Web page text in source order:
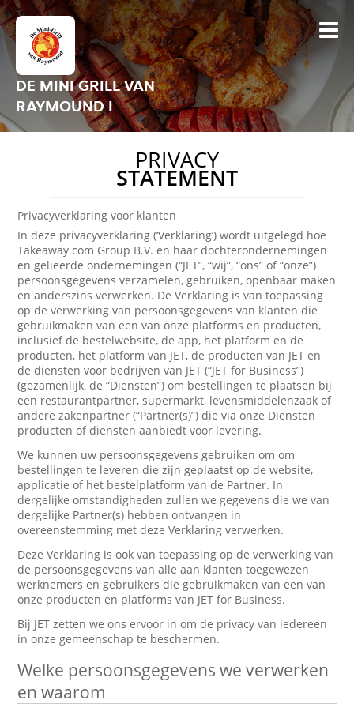
DE MINI GRILL VAN
RAYMOUND I
PRIVACY
STATEMENT
Privacyverklaring voor klanten
In deze privacyverklaring (‘Verklaring’) wordt uitgelegd hoe
Takeaway.com Group B.V. en haar dochterondernemingen
en gelieerde ondernemingen (“JET”, “wij”, “ons” of “onze”)
persoonsgegevens verzamelen, gebruiken, openbaar maken
en anderszins verwerken. De Verklaring is van toepassing
op de verwerking van persoonsgegevens van klanten die
gebruikmaken van een van onze platforms en producten,
inclusief de bestelwebsite, de app, het platform en de
producten, het platform van JET, de producten van JET en
de diensten voor bedrijven van JET (“JET for Business”)
(gezamenlijk, de “Diensten”) om bestellingen te plaatsen bij
een restaurantpartner, supermarkt, levensmiddelenzaak of
andere zakenpartner (“Partner(s)”) die via onze Diensten
producten of diensten aanbiedt voor levering.
We kunnen uw persoonsgegevens gebruiken om om
bestellingen te leveren die zijn geplaatst op de website,
applicatie of het bestelplatform van de Partner. In
dergelijke omstandigheden zullen we gegevens die we van
dergelijke Partner(s) hebben ontvangen in
overeenstemming met deze Verklaring verwerken.
Deze Verklaring is ook van toepassing op de verwerking van
de persoonsgegevens van alle aan klanten toegewezen
werknemers en gebruikers die gebruikmaken van een van
onze producten en platforms van JET for Business.
Bij JET zetten we ons ervoor in om de privacy van iedereen
in onze gemeenschap te beschermen.
Welke persoonsgegevens we verwerken
en waarom